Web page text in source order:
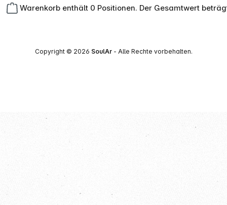
Warenkorb enthält 0 Positionen. Der Gesamtwert
Copyright © 2026 SoulAr- Alle Rechte vorbehalten.